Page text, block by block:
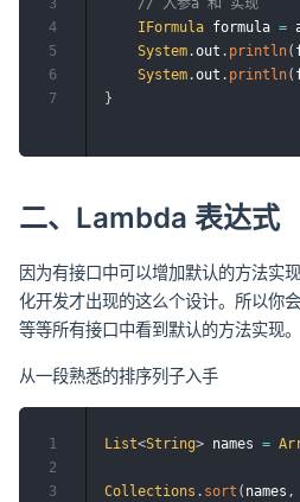
IFormula formula =
System .out . println(
System .out . println(
}
4
5
6
7
二、Lambda 表达式
因为有接口中可以增加默认的方法实
化开发才出现的这么个设计。所以你
等等所有接口中看到默认的方法实现。
从一段熟悉的排序列子入手
List<String> names =
Collections . sort ( names ,
1
2
3